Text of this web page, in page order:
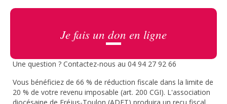
Je fais un don en ligne
Une question ? Contactez-nous au 04 94 27 92 66
Vous bénéficiez de 66 % de réduction fiscale dans la limite de
20 % de votre revenu imposable (art. 200 CGI). L'association